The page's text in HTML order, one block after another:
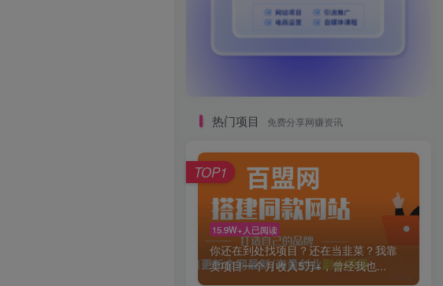
热门项目 免费分享网赚资讯
15.9W+人已阅读
你还在到处找项目？还在当韭菜？我靠
卖项目一个月收入5万+，曾经我也...
TOP1